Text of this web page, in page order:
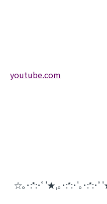
youtube.com
☆｡･:*:･ﾟ'★,｡･:*:･'｡･:*:･